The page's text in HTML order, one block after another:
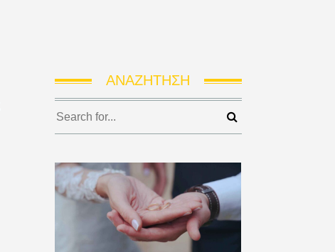
ΑΝΑΖΉΤΗΣΗ